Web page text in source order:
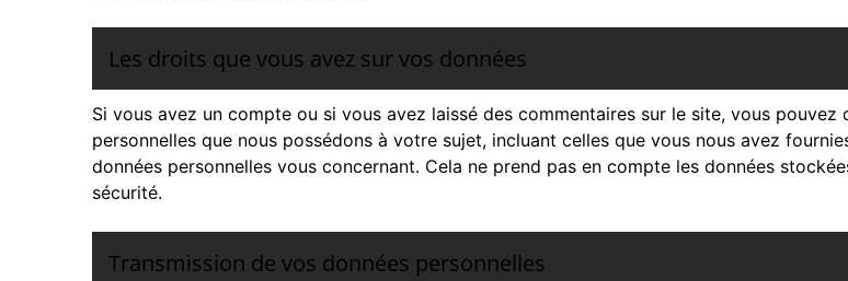
Les droits que vous avez sur vos données
Si vous avez un compte ou si vous avez laissé des commentaires sur le site, vous
personnelles que nous possédons à votre sujet, incluant celles que vous nous avez
données personnelles vous concernant. Cela ne prend pas en compte les données
sécurité.
Transmission de vos données personnelles